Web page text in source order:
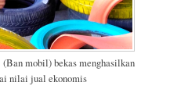
mobil) bekas menghasilkan
nilai jual ekonomis